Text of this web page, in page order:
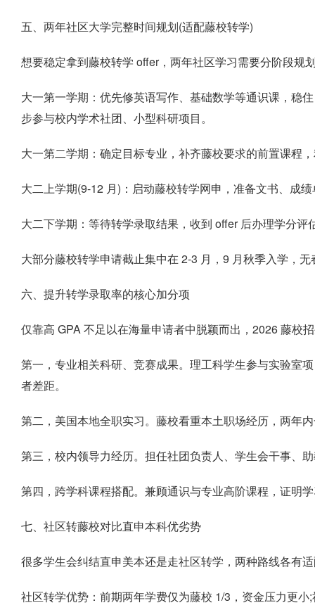
五、两年社区大学完整时间规划(适配藤校转学)
想要稳定拿到藤校转学 offer，两年社区学习需要分阶段规
大一第一学期：优先修英语写作、基础数学等通识课，稳
步参与校内学术社团、小型科研项目。
大一第二学期：确定目标专业，补齐藤校要求的前置课程
大二上学期(9-12 月)：启动藤校转学网申，准备文书、成
大二下学期：等待转学录取结果，收到 offer 后办理学分
大部分藤校转学申请截止集中在 2-3 月，9 月秋季入学，
六、提升转学录取率的核心加分项
仅靠高 GPA 不足以在海量申请者中脱颖而出，2026 藤校
第一，专业相关科研、竞赛成果。理工科学生参与实验室
者差距。
第二，美国本地全职实习。藤校看重本土职场经历，两年
第三，校内领导力经历。担任社团负责人、学生会干事、
第四，跨学科课程搭配。兼顾通识与专业高阶课程，证明
七、社区转藤校对比直申本科优劣势
很多学生会纠结直申美本还是走社区转学，两种路线各有
社区转学优势：前期两年学费仅为藤校 1/3，资金压力更